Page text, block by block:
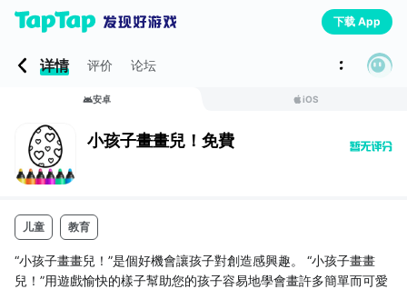
下载 App
详情 评价 论坛
安卓 iOS
小孩子畫畫兒！免費
儿童 教育
“小孩子畫畫兒！”是個好機會讓孩子對創造感興趣。 “小孩子畫畫
兒！”用遊戲愉快的樣子幫助您的孩子容易地學會畫許多簡單而可愛